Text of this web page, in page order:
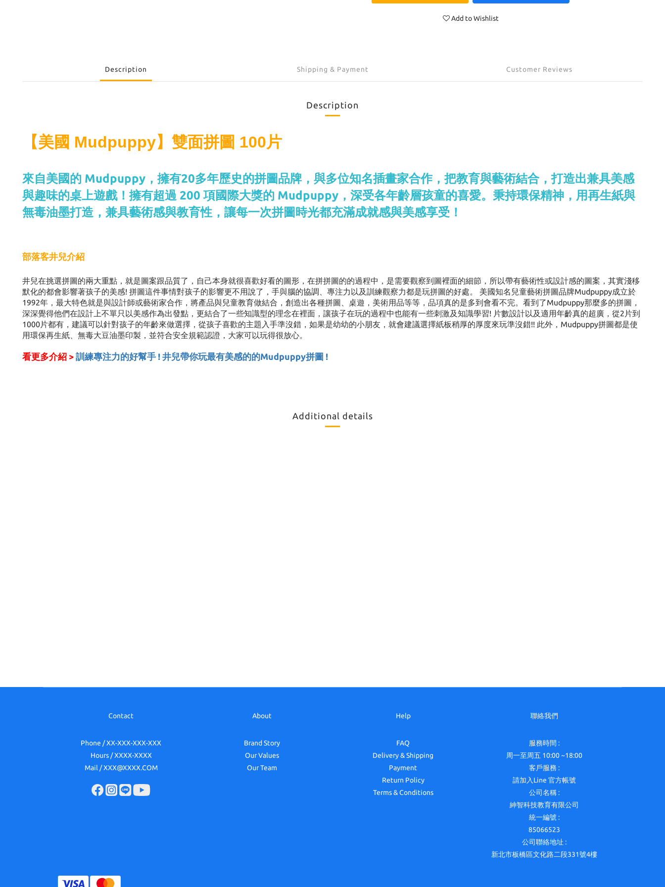
Add to Wishlist
Description Shipping & Payment Customer Reviews
Description
【美國 Mudpuppy】雙面拼圖 100片
來自美國的 Mudpuppy，擁有20多年歷史的拼圖品牌，與多位知名插畫家合作，把教育與藝術結合，打造出兼具美感
與趣味的桌上遊戲！擁有超過 200 項國際大獎的 Mudpuppy，深受各年齡層孩童的喜愛。秉持環保精神，用再生紙與
無毒油墨打造，兼具藝術感與教育性，讓每一次拼圖時光都充滿成就感與美感享受！
部落客井兒介紹
井兒在挑選拼圖的兩大重點，就是圖案跟品質了，自己本身就很喜歡好看的圖形，在拼拼圖的的過程中，是需要觀察到圖裡面的細節，所以帶有藝術性或設計感的圖案，其實淺移
默化的都會影響著孩子的美感! 拼圖這件事情對孩子的影響更不用說了，手與腦的協調、專注力以及訓練觀察力都是玩拼圖的好處。 美國知名兒童藝術拼圖品牌Mudpuppy成立於
1992年，最大特色就是與設計師或藝術家合作，將產品與兒童教育做結合，創造出各種拼圖、桌遊，美術用品等等，品項真的是多到會看不完。看到了Mudpuppy那麼多的拼圖，
深深覺得他們在設計上不單只以美感作為出發點，更結合了一些知識型的理念在裡面，讓孩子在玩的過程中也能有一些刺激及知識學習! 片數設計以及適用年齡真的超廣，從2片到
1000片都有，建議可以針對孩子的年齡來做選擇，從孩子喜歡的主題入手準沒錯，如果是幼幼的小朋友，就會建議選擇紙板稍厚的厚度來玩準沒錯!! 此外，Mudpuppy拼圖都是使
用環保再生紙、無毒大豆油墨印製，並符合安全規範認證，大家可以玩得很放心。
看更多介紹 > 訓練專注力的好幫手 ! 井兒帶你玩最有美感的的Mudpuppy拼圖 !
Additional details
Contact
Phone / XX-XXX-XXX-XXX
Hours / XXXX-XXXX
Mail / XXX@XXXX.COM
About
Brand Story
Our Values
Our Team
Help
FAQ
Delivery & Shipping
Payment
Return Policy
Terms & Conditions
聯絡我們
服務時間 :
周一至周五 10:00 ~18:00
客戶服務 :
請加入Line 官方帳號
公司名稱 :
紳智科技教育有限公司
統一編號 :
85066523
公司聯絡地址 :
新北市板橋區文化路二段331號4樓